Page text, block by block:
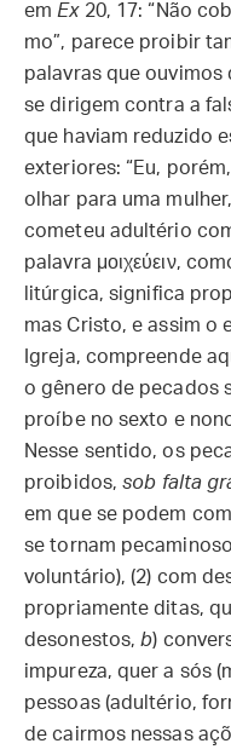
em Ex20, 17: “Não
mo”, parece proibir
palavras que ouvimos
se dirigem contra a
que haviam reduzido
exteriores: “Eu,
olhar para uma
cometeu adultério
palavra μοιχεύειν,
litúrgica, significa
mas Cristo, e assim o
Igreja, compreende
o gênero de pecados
proíbe no sexto e
Nesse sentido, os
proibidos,sob falta
em que se podem
se tornam
voluntário), (2) com
propriamente ditas,
desonestos,b)
impureza, quer a sós
pessoas (adultério,
de cairmos nessas